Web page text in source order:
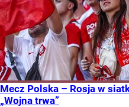
Mecz Polska – Rosja w
„Wojna trwa”